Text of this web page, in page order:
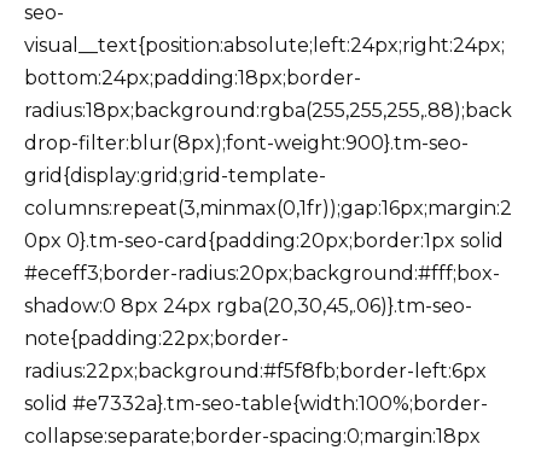
seo-
visual__text{position:absolute;left:24px;right:24px;
bottom:24px;padding:18px;border-
radius:18px;background:rgba(255,255,255,.88);back
drop-filter:blur(8px);font-weight:900}.tm-seo-
grid{display:grid;grid-template-
columns:repeat(3,minmax(0,1fr));gap:16px;margin:2
0px 0}.tm-seo-card{padding:20px;border:1px solid
#eceff3;border-radius:20px;background:#fff;box-
shadow:0 8px 24px rgba(20,30,45,.06)}.tm-seo-
note{padding:22px;border-
radius:22px;background:#f5f8fb;border-left:6px
solid #e7332a}.tm-seo-table{width:100%;border-
collapse:separate;border-spacing:0;margin:18px